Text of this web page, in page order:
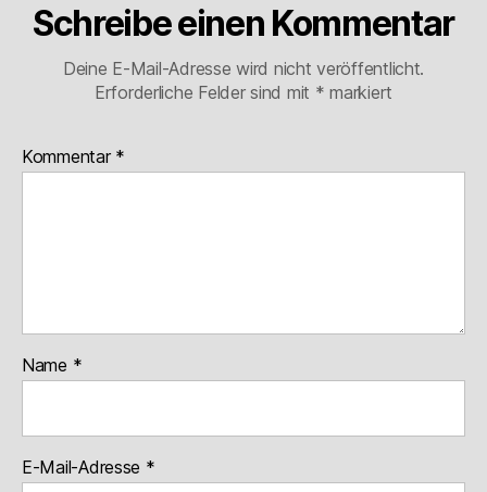
Schreibe einen Kommentar
Deine E-Mail-Adresse wird nicht veröffentlicht.
Erforderliche Felder sind mit * markiert
Kommentar *
Name *
E-Mail-Adresse *